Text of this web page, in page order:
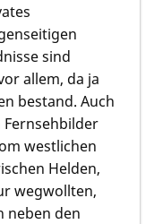
sind
allem, da ja
bestand. Auch
westlichen
Helden,
wegwollten,
neben den